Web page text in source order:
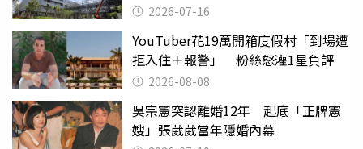
2026-07-16
YouTuber花19萬開箱度假村「到場遭
拒入住＋報警」 粉絲怒灌1星負評
2026-08-08
吳宗憲突認離婚12年 起底「正牌憲
嫂」張葳葳當年隱婚內幕